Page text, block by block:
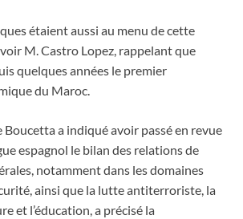
étaient aussi au menu de cette
M. Castro Lopez, rappelant que
quelques années le premier
du Maroc.
Boucetta a indiqué avoir passé en revue
espagnol le bilan des relations de
notamment dans les domaines
ainsi que la lutte antiterroriste, la
et l’éducation, a précisé la